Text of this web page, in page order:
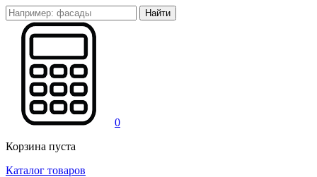
Найти
0
Корзина пуста
Каталог товаров